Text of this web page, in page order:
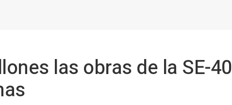
las obras de la SE-40